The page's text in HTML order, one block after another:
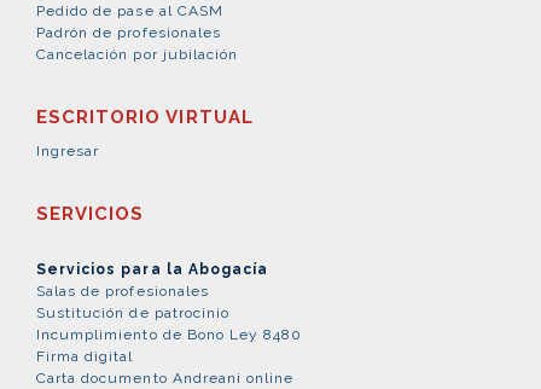
Pedido de pase al CASM
Padrón de profesionales
Cancelación por jubilación
ESCRITORIO VIRTUAL
Ingresar
SERVICIOS
Servicios para la Abogacía
Salas de profesionales
Sustitución de patrocinio
Incumplimiento de Bono Ley 8480
Firma digital
Carta documento Andreani online